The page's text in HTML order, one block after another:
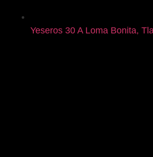
Yeseros 30 A Loma Bonita,